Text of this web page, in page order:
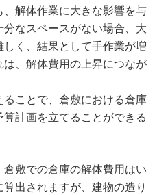
解体作業に大きな影響を与
なスペースがない場合、大
く、結果として手作業が増
、解体費用の上昇につなが
ことで、倉敷における倉庫
計画を立てることができる
敷での倉庫の解体費用はい
出されますが、建物の造り